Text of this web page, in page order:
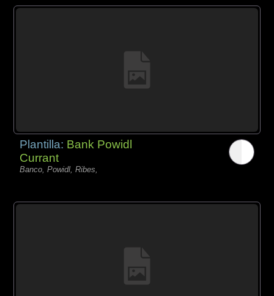
Plantilla: Bank Powidl
Currant
Banco, Powidl, Ribes,